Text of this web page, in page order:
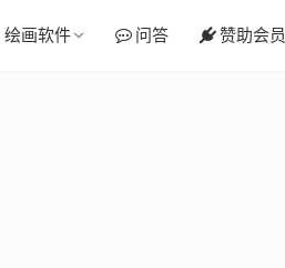
绘画软件 问答 赞助会员